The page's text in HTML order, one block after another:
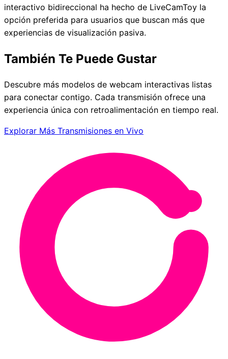
interactivo bidireccional ha hecho de LiveCamToy la
opción preferida para usuarios que buscan más que
experiencias de visualización pasiva.
También Te Puede Gustar
Descubre más modelos de webcam interactivas listas
para conectar contigo. Cada transmisión ofrece una
experiencia única con retroalimentación en tiempo real.
Explorar Más Transmisiones en Vivo